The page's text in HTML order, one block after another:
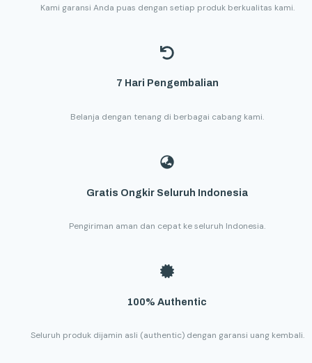
Kami garansi Anda puas dengan setiap produk berkualitas kami.
7 Hari Pengembalian
Belanja dengan tenang di berbagai cabang kami.
Gratis Ongkir Seluruh Indonesia
Pengiriman aman dan cepat ke seluruh Indonesia.
100% Authentic
Seluruh produk dijamin asli (authentic) dengan garansi uang kembali.